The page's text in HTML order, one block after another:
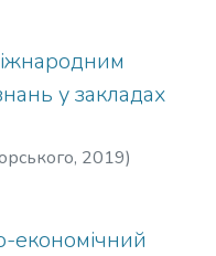
у закладах
, 2019)
економічний